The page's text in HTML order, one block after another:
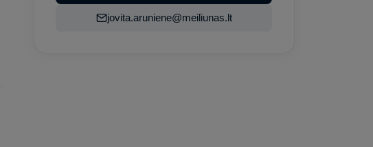
jovita.aruniene@meiliunas.lt